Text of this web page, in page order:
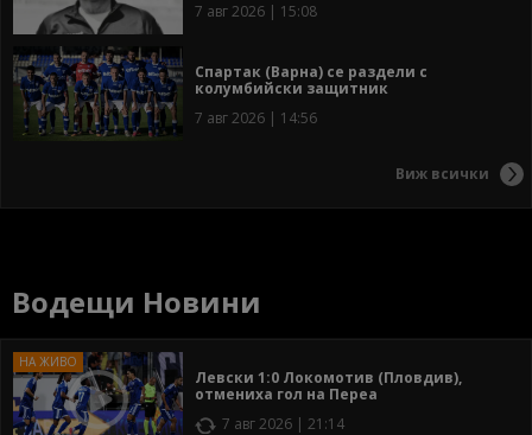
7 авг 2026 | 15:08
Спартак (Варна) се раздели с
колумбийски защитник
7 авг 2026 | 14:56
Виж всички
Водещи Новини
Левски 1:0 Локомотив (Пловдив),
отмениха гол на Переа
7 авг 2026 | 21:14